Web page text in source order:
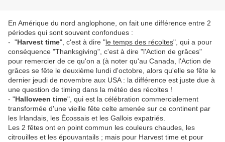
En Amérique du nord anglophone, on fait une différence entre 2
périodes qui sont souvent confondues :
- "Harvest time", c'est à dire "le temps des récoltes", qui a pour
conséquence "Thanksgiving", c'est à dire "l'Action de grâces"
pour remercier de ce qu'on a (à noter qu'au Canada, l'Action de
grâces se fête le deuxième lundi d'octobre, alors qu'elle se fête le
dernier jeudi de novembre aux USA : la différence est juste due à
une question de timing dans la météo des récoltes !
- "Halloween time", qui est la célébration commercialement
transformée d'une vieille fête celte amenée sur ce continent par
les Irlandais, les Écossais et les Gallois expatriés.
Les 2 fêtes ont en point commun les couleurs chaudes, les
citrouilles et les épouvantails ; mais pour Harvest time et pour